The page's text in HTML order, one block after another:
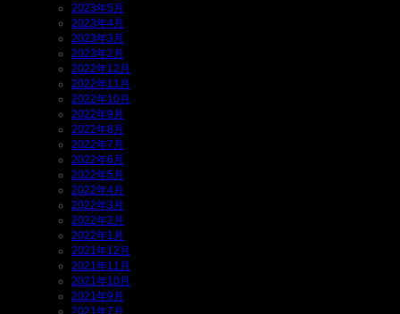
2023年5月
2023年4月
2023年3月
2023年2月
2022年12月
2022年11月
2022年10月
2022年9月
2022年8月
2022年7月
2022年6月
2022年5月
2022年4月
2022年3月
2022年2月
2022年1月
2021年12月
2021年11月
2021年10月
2021年9月
2021年7月